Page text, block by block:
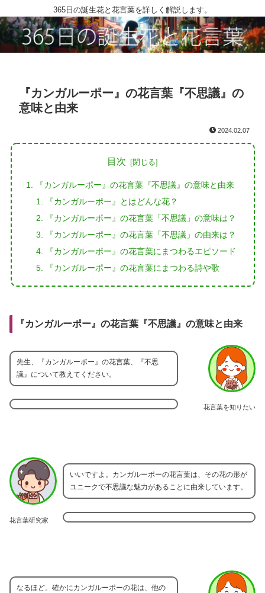
365日の誕生花と花言葉を詳しく解説します。
『カンガルーポー』の花言葉『不思議』の
意味と由来
2024.02.07
目次
『カンガルーポー』の花言葉『不思議』の意味と由来
『カンガルーポー』とはどんな花？
『カンガルーポー』の花言葉「不思議」の意味は？
『カンガルーポー』の花言葉「不思議」の由来は？
『カンガルーポー』の花言葉にまつわるエピソード
『カンガルーポー』の花言葉にまつわる詩や歌
『カンガルーポー』の花言葉『不思議』の意味と由来
花言葉を知りたい
先生、『カンガルーポー』の花言葉、『不思
議』について教えてください。
花言葉研究家
いいですよ。カンガルーポーの花言葉は、その花の形が
ユニークで不思議な魅力があることに由来しています。
なるほど。確かにカンガルーポーの花は、他の